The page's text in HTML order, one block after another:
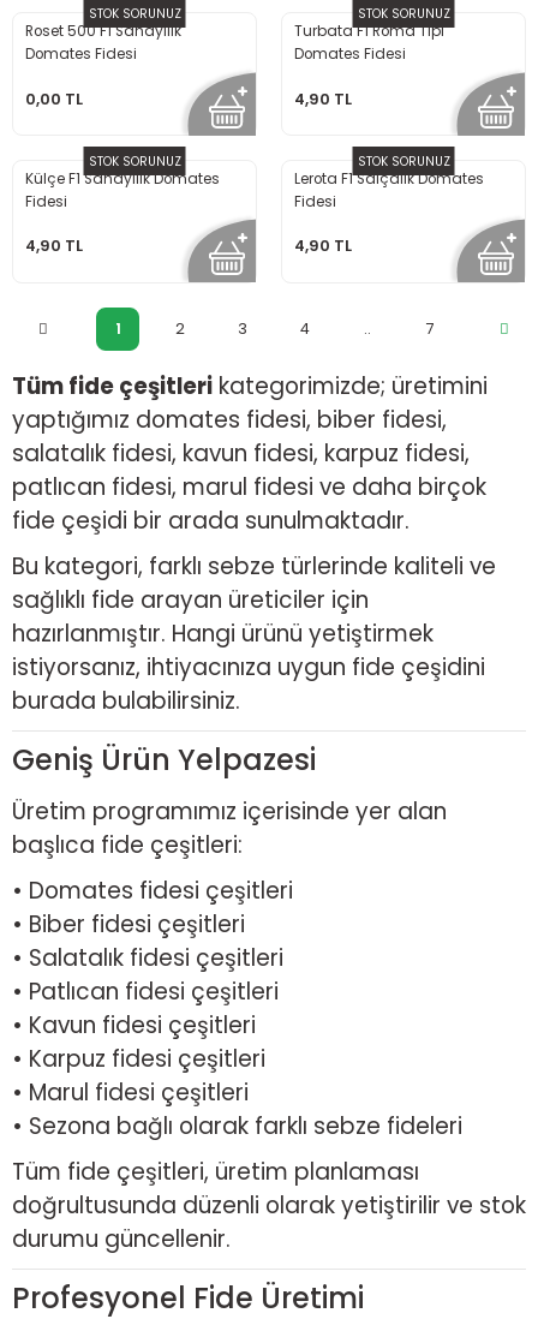
STOK SORUNUZ
Roset 500 F1 Sanayilik
Domates Fidesi
0,00 TL
STOK SORUNUZ
Turbata F1 Roma Tipi
Domates Fidesi
4,90 TL
STOK SORUNUZ
Külçe F1 Sanayilik Domates
Fidesi
4,90 TL
STOK SORUNUZ
Lerota F1 Salçalık Domates
Fidesi
4,90 TL
1 2 3 4 .. 7
Tüm fide çeşitleri kategorimizde; üretimini
yaptığımız domates fidesi, biber fidesi,
salatalık fidesi, kavun fidesi, karpuz fidesi,
patlıcan fidesi, marul fidesi ve daha birçok
fide çeşidi bir arada sunulmaktadır.
Bu kategori, farklı sebze türlerinde kaliteli ve
sağlıklı fide arayan üreticiler için
hazırlanmıştır. Hangi ürünü yetiştirmek
istiyorsanız, ihtiyacınıza uygun fide çeşidini
burada bulabilirsiniz.
Geniş Ürün Yelpazesi
Üretim programımız içerisinde yer alan
başlıca fide çeşitleri:
• Domates fidesi çeşitleri
• Biber fidesi çeşitleri
• Salatalık fidesi çeşitleri
• Patlıcan fidesi çeşitleri
• Kavun fidesi çeşitleri
• Karpuz fidesi çeşitleri
• Marul fidesi çeşitleri
• Sezona bağlı olarak farklı sebze fideleri
Tüm fide çeşitleri, üretim planlaması
doğrultusunda düzenli olarak yetiştirilir ve stok
durumu güncellenir.
Profesyonel Fide Üretimi